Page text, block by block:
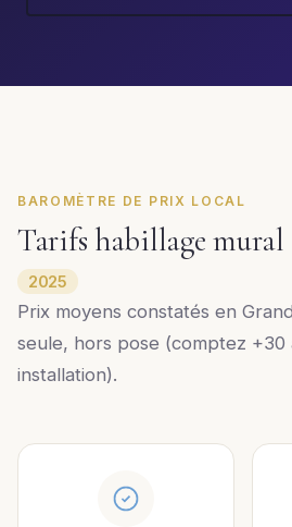
BAROMÈTRE DE PRIX LOCAL
Tarifs habillage
2025
Prix moyens constatés en
seule, hors pose (comptez +30
installation).